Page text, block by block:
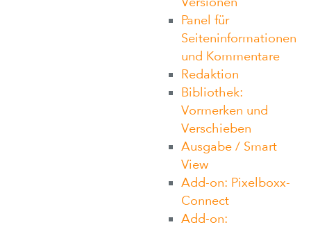
Panel für
Seiteninformationen
und Kommentare
Redaktion
Bibliothek:
Vormerken und
Verschieben
Ausgabe / Smart
View
Add-on: Pixelboxx-
Connect
Add-on: